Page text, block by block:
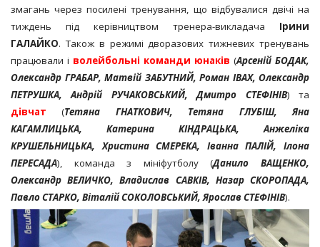
змагань через посилені тренування, що відбувалися двічі на
тиждень під керівництвом тренера-викладача Ірини
ГАЛАЙКО. Також в режимі дворазових тижневих тренувань
працювали і волейбольні команди юнаків (Арсеній БОДАК,
Олександр ГРАБАР, Матвій ЗАБУТНИЙ, Роман ІВАХ, Олександр
ПЕТРУШКА, Андрій РУЧАКОВСЬКИЙ, Дмитро СТЕФІНІВ) та
дівчат
(Тетяна ГНАТКОВИЧ, Тетяна ГЛУБІШ, Яна
КАГАМЛИЦЬКА, Катерина КІНДРАЦЬКА, Анжеліка
КРУШЕЛЬНИЦЬКА, Христина СМЕРЕКА, Іванна ПАЛІЙ, Ілона
ПЕРЕСАДА), команда з мініфутболу (Данило ВАЩЕНКО,
Олександр ВЕЛИЧКО, Владислав САВКІВ, Назар СКОРОПАДА,
Павло СТАРКО, Віталій СОКОЛОВСЬКИЙ, Ярослав СТЕФІНІВ).